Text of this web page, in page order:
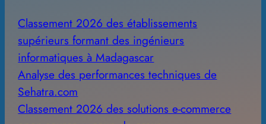
Classement 2026 des établissements
supérieurs formant des ingénieurs
informatiques à Madagascar
Analyse des performances techniques de
Sehatra.com
Classement 2026 des solutions e-commerce